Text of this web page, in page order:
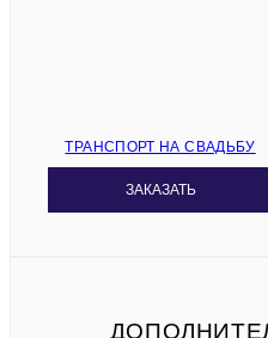
ТРАНСПОРТ НА СВАДЬБУ
ЗАКАЗАТЬ